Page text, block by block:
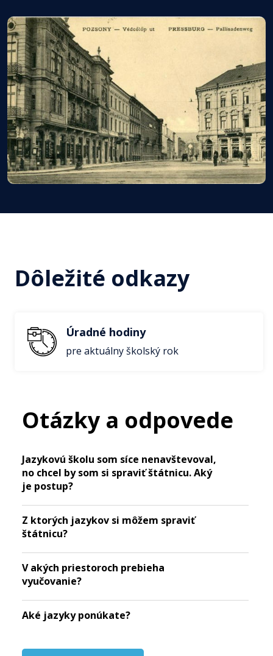
Dôležité odkazy
Úradné hodiny
pre aktuálny školský rok
Otázky a odpovede
Jazykovú školu som síce nenavštevoval,
no chcel by som si spraviť štátnicu. Aký
je postup?
Z ktorých jazykov si môžem spraviť
štátnicu?
V akých priestoroch prebieha
vyučovanie?
Aké jazyky ponúkate?